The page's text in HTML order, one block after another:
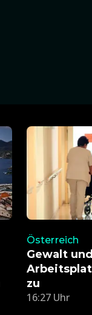
Österreich
Gewalt
zu
16:27 Uhr